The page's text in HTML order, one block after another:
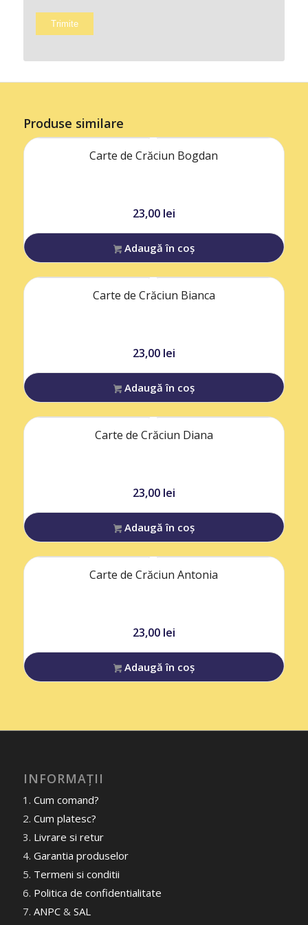
Produse similare
Carte de Crăciun Bogdan
23,00 lei
Adaugă în coș
Carte de Crăciun Bianca
23,00 lei
Adaugă în coș
Carte de Crăciun Diana
23,00 lei
Adaugă în coș
Carte de Crăciun Antonia
23,00 lei
Adaugă în coș
INFORMAȚII
Cum comand?
Cum platesc?
Livrare si retur
Garantia produselor
Termeni si conditii
Politica de confidentialitate
ANPC& SAL